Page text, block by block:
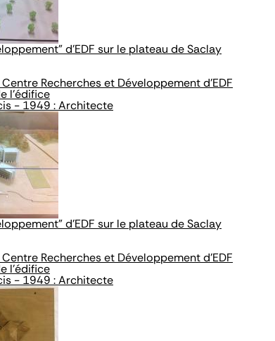
d'EDF sur le plateau de Saclay
Recherches et Développement d'EDF
l'édifice
- 1949 : Architecte
d'EDF sur le plateau de Saclay
Recherches et Développement d'EDF
l'édifice
- 1949 : Architecte